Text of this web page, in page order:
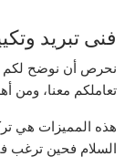
فنى تبريد
نحرص أن نوضح لكم
تعاملكم معنا، ومن
هذه المميزات هي
السلام فحين ترغب